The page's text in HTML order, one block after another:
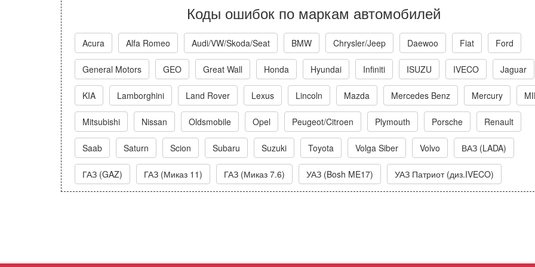
Коды ошибок по маркам автомобилей
Acura Alfa Romeo Audi/VW/Skoda/Seat BMW Chrysler/Jeep Daewoo Fiat Ford
General Motors GEO Great Wall Honda Hyundai Infiniti ISUZU IVECO Jaguar
KIA Lamborghini Land Rover Lexus Lincoln Mazda Mercedes Benz Mercury
Mitsubishi Nissan Oldsmobile Opel Peugeot/Citroen Plymouth Porsche Renault
Saab Saturn Scion Subaru Suzuki Toyota Volga Siber Volvo ВАЗ (LADA)
ГАЗ (GAZ) ГАЗ (Миказ 11) ГАЗ (Миказ 7.6) УАЗ (Bosh ME17) УАЗ Патриот (диз.IVECO)